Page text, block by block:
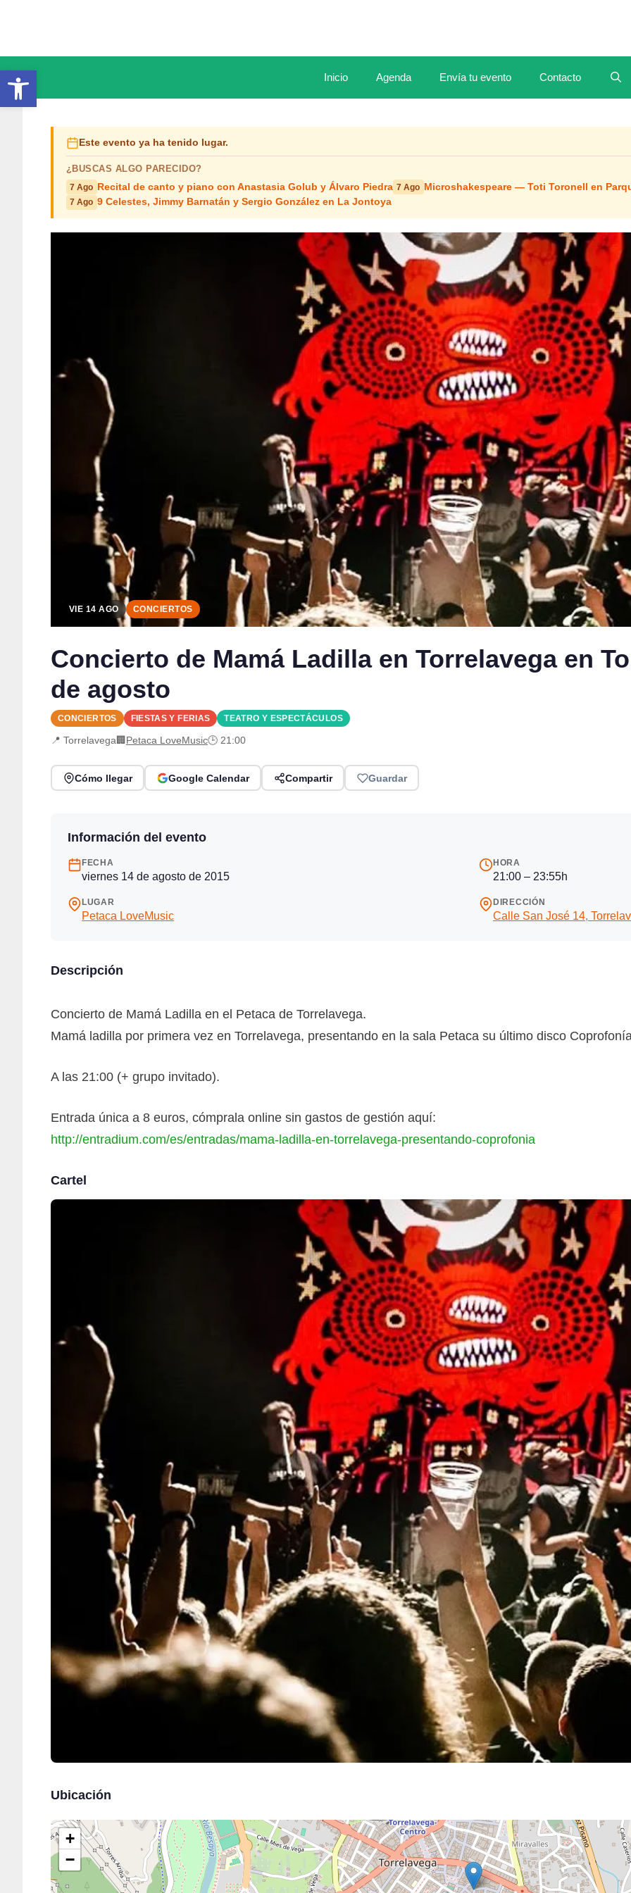
Abrir barra de herramientas Inicio Agenda Envía tu evento Contacto
Este evento ya ha tenido lugar.
¿BUSCAS ALGO PARECIDO?
7 Ago Recital de canto y piano con Anastasia Golub y Álvaro Piedra 7 Ago Microshakespeare — Toti Toronell en
7 Ago 9 Celestes, Jimmy Barnatán y Sergio González en La Jontoya
VIE 14 AGO CONCIERTOS
Concierto de Mamá Ladilla en Torrelavega en
de agosto
CONCIERTOS FIESTAS Y FERIAS TEATRO Y ESPECTÁCULOS
📍 Torrelavega🏢 Petaca LoveMusic🕒 21:00
Cómo llegar Google Calendar Compartir Guardar
Información del evento
FECHA
viernes 14 de agosto de 2015
HORA
21:00 – 23:55h
LUGAR
Petaca LoveMusic
DIRECCIÓN
Calle San José 14,
Descripción
Concierto de Mamá Ladilla en el Petaca de Torrelavega.
Mamá ladilla por primera vez en Torrelavega, presentando en la sala Petaca su último disco
A las 21:00 (+ grupo invitado).
Entrada única a 8 euros, cómprala online sin gastos de gestión aquí:
http://entradium.com/es/entradas/mama-ladilla-en-torrelavega-presentando-coprofonia
Cartel
Ubicación
+
−